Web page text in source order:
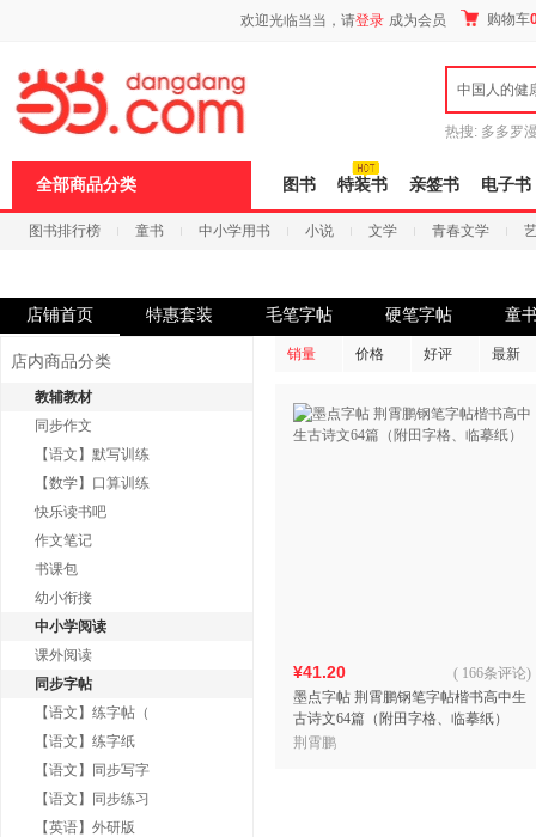
欢迎光临当当，请登录 成为会员 购物车
中国人的健
热搜: 多多罗
全部商品分类 图书 特装书 亲签书 电子书
图书排行榜 童书 中小学用书 小说 文学 青春文学
店铺首页 特惠套装 毛笔字帖 硬笔字帖 童
店内商品分类
教辅教材
同步作文
【语文】默写训练
【数学】口算训练
快乐读书吧
作文笔记
书课包
幼小衔接
中小学阅读
课外阅读
同步字帖
【语文】练字帖（
【语文】练字纸
【语文】同步写字
【语文】同步练习
【英语】外研版
销量 价格 好评 最新
¥41.20
墨点字帖 荆霄鹏钢笔字帖楷书高中生
古诗文64篇（附田字格、临摹纸）
( 166条评论)
荆霄鹏
页
浪
键
打